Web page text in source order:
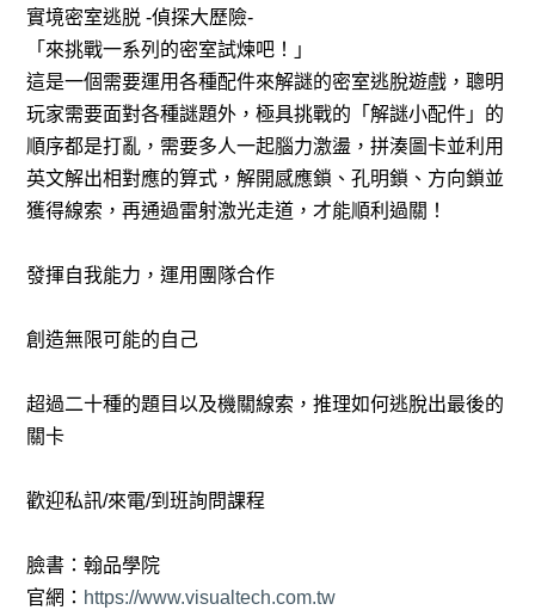
實境密室逃脱 -偵探大歷險-
「來挑戰一系列的密室試煉吧！」
這是一個需要運用各種配件來解謎的密室逃脫遊戲，聰明
玩家需要面對各種謎題外，極具挑戰的「解謎小配件」的
順序都是打亂，需要多人一起腦力激盪，拼湊圖卡並利用
英文解出相對應的算式，解開感應鎖、孔明鎖、方向鎖並
獲得線索，再通過雷射激光走道，才能順利過關！
發揮自我能力，運用團隊合作
創造無限可能的自己
超過二十種的題目以及機關線索，推理如何逃脫出最後的
關卡
歡迎私訊/來電/到班詢問課程
臉書：翰品學院
官網： https://www.visualtech.com.tw